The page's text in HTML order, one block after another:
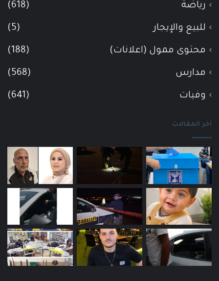
رياضة (618)
للبيع والإيجار (5)
محتوى ممول (اعلانات) (188)
مدارس (568)
وفيات (641)
اخر المقالات